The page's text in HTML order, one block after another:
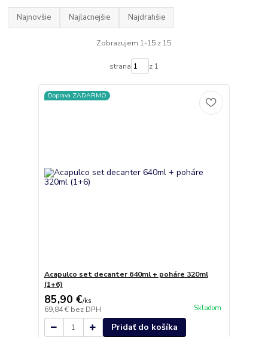
Najnovšie Najlacnejšie Najdrahšie
Zobrazujem 1-15 z 15
strana z 1
Doprava ZADARMO
Acapulco set decanter 640ml + poháre 320ml
(1+6)
85,90 €/ks
69,84 € bez DPH Skladom
Pridať do košíka